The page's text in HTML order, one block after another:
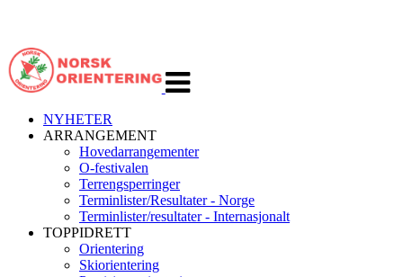
navigasjon
NYHETER
ARRANGEMENT
Hovedarrangementer
O-festivalen
Terrengsperringer
Terminlister/Resultater - Norge
Terminlister/resultater - Internasjonalt
TOPPIDRETT
Orientering
Skiorientering